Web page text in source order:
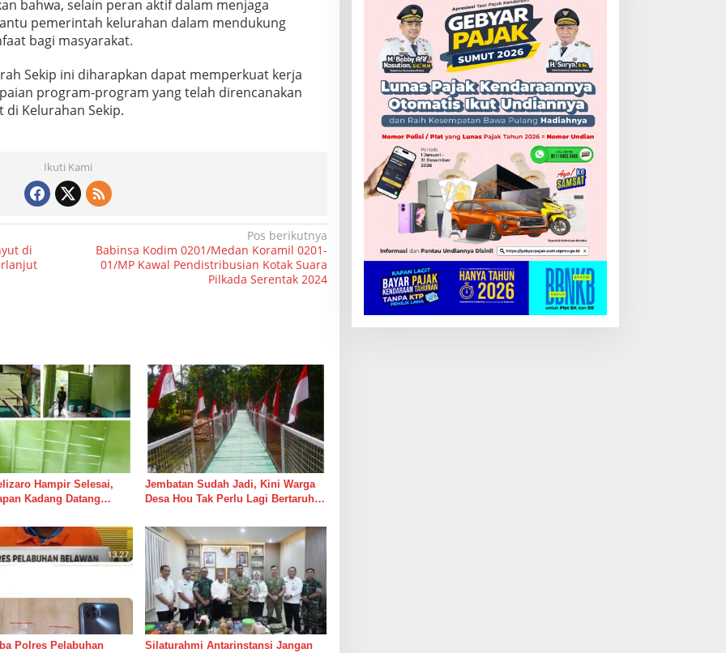
bahwa, selain peran aktif dalam menjaga
pemerintah kelurahan dalam mendukung
bagi masyarakat.
Sekip ini diharapkan dapat memperkuat kerja
program-program yang telah direncanakan
Kelurahan Sekip.
Ikuti Kami
di
Pos berikutnya
Babinsa Kodim 0201/Medan Koramil 0201-
01/MP Kawal Pendistribusian Kotak Suara
Pilkada Serentak 2024
Hampir Selesai,
Kadang Datang
Jembatan Sudah Jadi, Kini Warga
Desa Hou Tak Perlu Lagi Bertaruh
Polres Pelabuhan
Silaturahmi Antarinstansi Jangan